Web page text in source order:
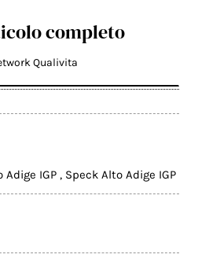
completo
Qualivita
Adige IGP , Speck Alto Adige IGP